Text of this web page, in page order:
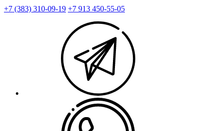
+7 (383) 310-09-19 +7 913 450-55-05